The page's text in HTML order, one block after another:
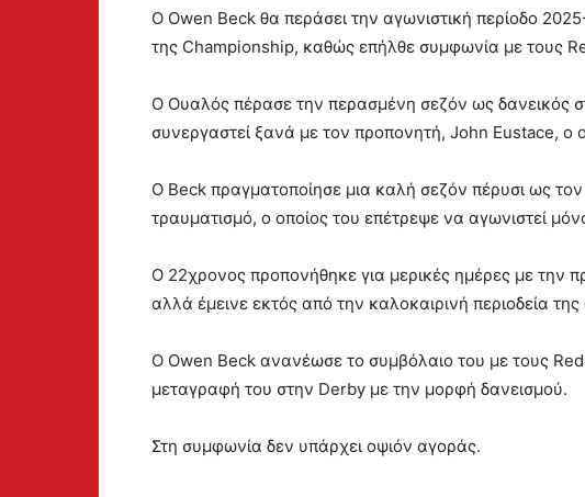
Ο Owen Beck θα περάσει την αγωνιστική περίοδο
της Championship, καθώς επήλθε συμφωνία με τους
Ο Ουαλός πέρασε την περασμένη σεζόν ως δανεικός
συνεργαστεί ξανά με τον προπονητή, John Eustace, ο
Ο Beck πραγματοποίησε μια καλή σεζόν πέρυσι ως
τραυματισμό, ο οποίος του επέτρεψε να αγωνιστεί
Ο 22χρονος προπονήθηκε για μερικές ημέρες με την
αλλά έμεινε εκτός από την καλοκαιρινή περιοδεία
Ο Owen Beck ανανέωσε το συμβόλαιο του με τους
μεταγραφή του στην Derby με την μορφή δανεισμού.
Στη συμφωνία δεν υπάρχει οψιόν αγοράς.